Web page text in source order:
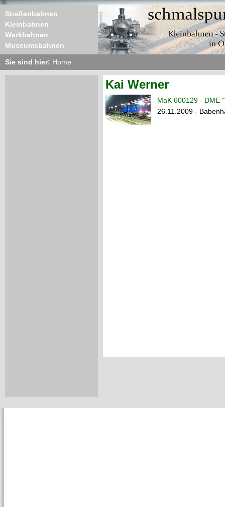
Straßenbahnen
Kleinbahnen
Werkbahnen
Museumsbahnen
Sie sind hier: Home
Kai Werner
MaK 600129 - DME
26.11.2009 -